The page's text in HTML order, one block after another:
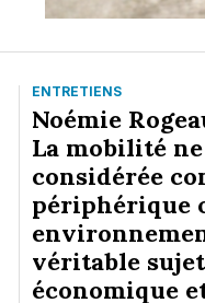
ENTRETIENS
Noémie
La mobilité
considérée
périphérique
véritable
économique